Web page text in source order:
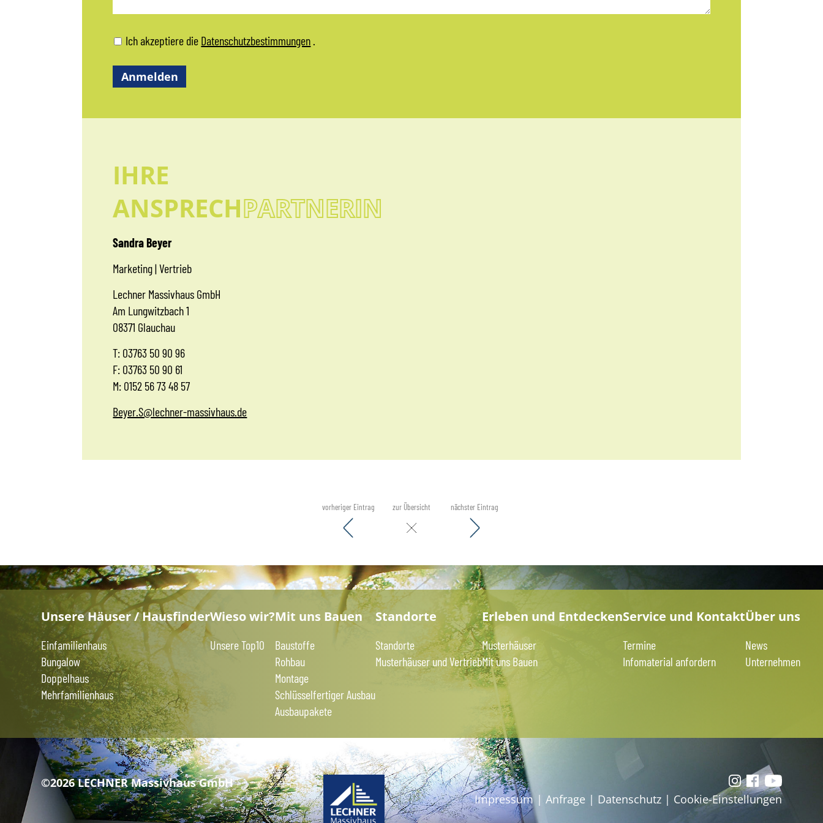
Ich akzeptiere die Datenschutzbestimmungen
IHRE
ANSPRECHPARTNERIN
Sandra Beyer
Marketing | Vertrieb
Lechner Massivhaus GmbH
Am Lungwitzbach 1
08371 Glauchau
T: 03763 50 90 96
F: 03763 50 90 61
M: 0152 56 73 48 57
Beyer.S@lechner-massivhaus.de
vorheriger Eintrag zur Übersicht nächster Eintrag
Unsere Häuser / Hausfinder
Einfamilienhaus
Bungalow
Doppelhaus
Mehrfamilienhaus
Wieso wir?
Unsere Top10
Mit uns Bauen
Baustoffe
Rohbau
Montage
Schlüsselfertiger Ausbau
Ausbaupakete
Standorte
Standorte
Musterhäuser und Vertrieb
Erleben und Entdecken
Musterhäuser
Mit uns Bauen
Service und Kontakt
Termine
Infomaterial anfordern
Über uns
News
Unternehmen
©2026 LECHNER Massivhaus GmbH
Impressum| Anfrage | Datenschutz| Cookie-Einstellungen